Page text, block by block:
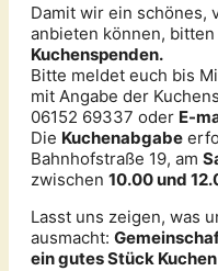
Damit wir ein schönes,
anbieten können,
Kuchenspenden.
Bitte meldet euch bis
mit Angabe der
06152 69337 oder E-
Die Kuchenabgabe
Bahnhofstraße 19, am
zwischen 10.00 und
Lasst uns zeigen, was
ausmacht:
ein gutes Stück